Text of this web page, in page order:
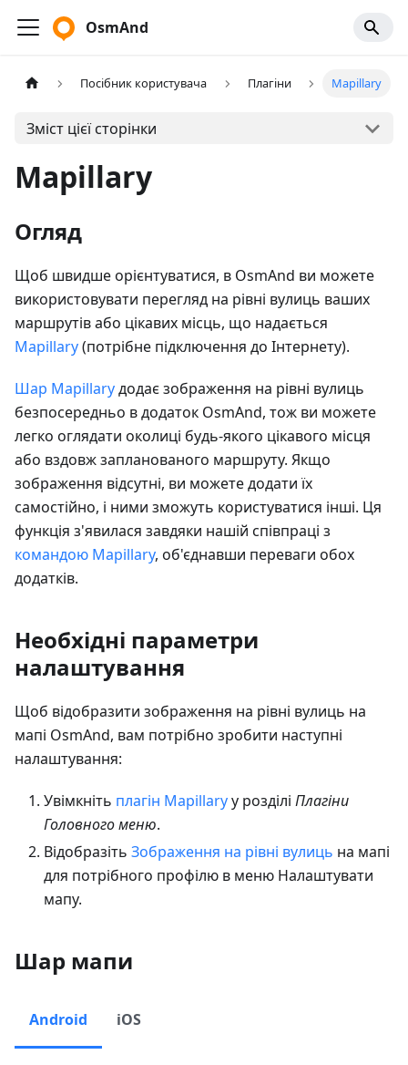
OsmAnd
Посібник користувача Плагіни Mapillary
Зміст цієї сторінки
Mapillary
Огляд
Щоб швидше орієнтуватися, в OsmAnd ви можете
використовувати перегляд на рівні вулиць ваших
маршрутів або цікавих місць, що надається
Mapillary(потрібне підключення до Інтернету).
Шар Mapillaryдодає зображення на рівні вулиць
безпосередньо в додаток OsmAnd, тож ви можете
легко оглядати околиці будь-якого цікавого місця
або вздовж запланованого маршруту. Якщо
зображення відсутні, ви можете додати їх
самостійно, і ними зможуть користуватися інші. Ця
функція з'явилася завдяки нашій співпраці з
командою Mapillary, об'єднавши переваги обох
додатків.
Необхідні параметри
налаштування
Щоб відобразити зображення на рівні вулиць на
мапі OsmAnd, вам потрібно зробити наступні
налаштування:
Увімкніть плагін Mapillaryу розділі Плагіни
Головного меню.
Відобразіть Зображення на рівні вулиць на мапі
для потрібного профілю в меню Налаштувати
мапу.
Шар мапи
Android iOS